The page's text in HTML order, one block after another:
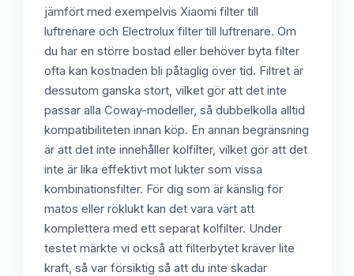
jämfört med exempelvis Xiaomi filter till
luftrenare och Electrolux filter till luftrenare. Om
du har en större bostad eller behöver byta filter
ofta kan kostnaden bli påtaglig över tid. Filtret är
dessutom ganska stort, vilket gör att det inte
passar alla Coway-modeller, så dubbelkolla alltid
kompatibiliteten innan köp. En annan begränsning
är att det inte innehåller kolfilter, vilket gör att det
inte är lika effektivt mot lukter som vissa
kombinationsfilter. För dig som är känslig för
matos eller röklukt kan det vara värt att
komplettera med ett separat kolfilter. Under
testet märkte vi också att filterbytet kräver lite
kraft, så var försiktig så att du inte skadar